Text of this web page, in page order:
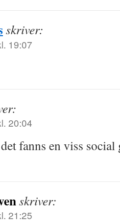
skriver:
19:07
20:04
fanns en viss social
skriver:
21:25